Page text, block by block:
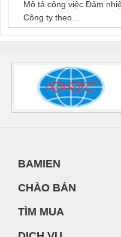
Mô tả công việc Đảm
Công ty theo...
BAMIEN
CHÀO BÁN
TÌM MUA